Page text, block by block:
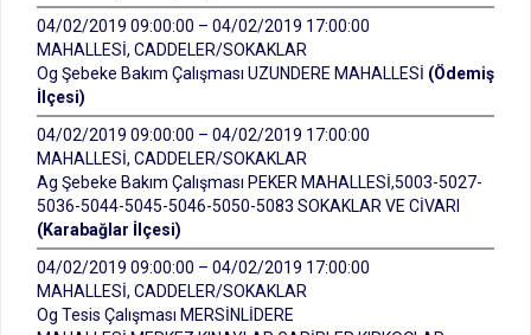
04/02/2019 09:00:00 – 04/02/2019 17:00:00
MAHALLESİ, CADDELER/SOKAKLAR
Og Şebeke Bakım Çalışması UZUNDERE MAHALLESİ (Ödemiş
İlçesi)
04/02/2019 09:00:00 – 04/02/2019 17:00:00
MAHALLESİ, CADDELER/SOKAKLAR
Ag Şebeke Bakım Çalışması PEKER MAHALLESİ,5003-5027-
5036-5044-5045-5046-5050-5083 SOKAKLAR VE CİVARI
(Karabağlar İlçesi)
04/02/2019 09:00:00 – 04/02/2019 17:00:00
MAHALLESİ, CADDELER/SOKAKLAR
Og Tesis Çalışması MERSİNLİDERE